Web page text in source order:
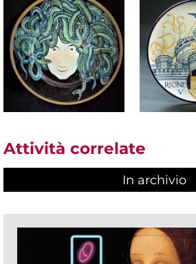
Attività correlate
In archivio